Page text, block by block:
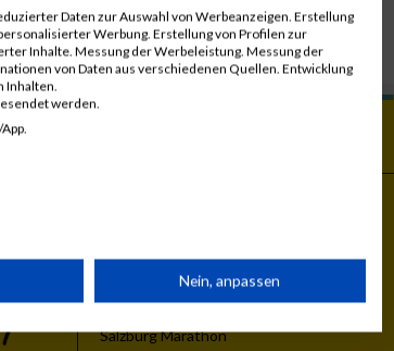
Vienna City Marathon
Salzburg Marathon
Daten zur Auswahl von Werbeanzeigen. Erstellung
Werbung. Erstellung von Profilen zur
Inhalte. Messung der Werbeleistung. Messung der
von Daten aus verschiedenen Quellen. Entwicklung
Inhalten.
werden.
Nein, anpassen